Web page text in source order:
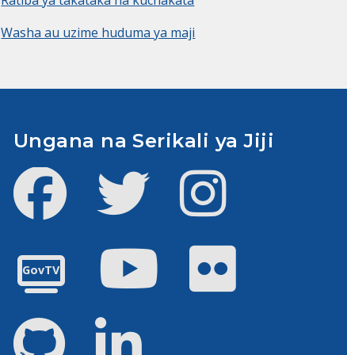
Washa au uzime huduma ya maji
Ungana na Serikali ya Jiji
FacebookTwitter Instagram
GovTV
Youtube Flickr
GitHub